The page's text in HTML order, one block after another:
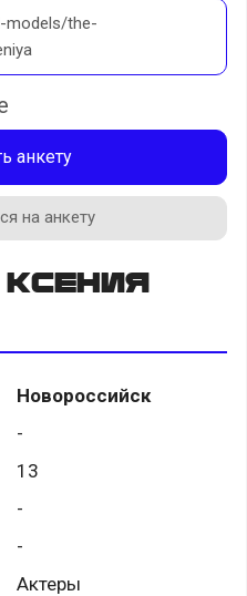
models/the-
анкету
на анкету
Новороссийск
-
13
-
-
Актеры